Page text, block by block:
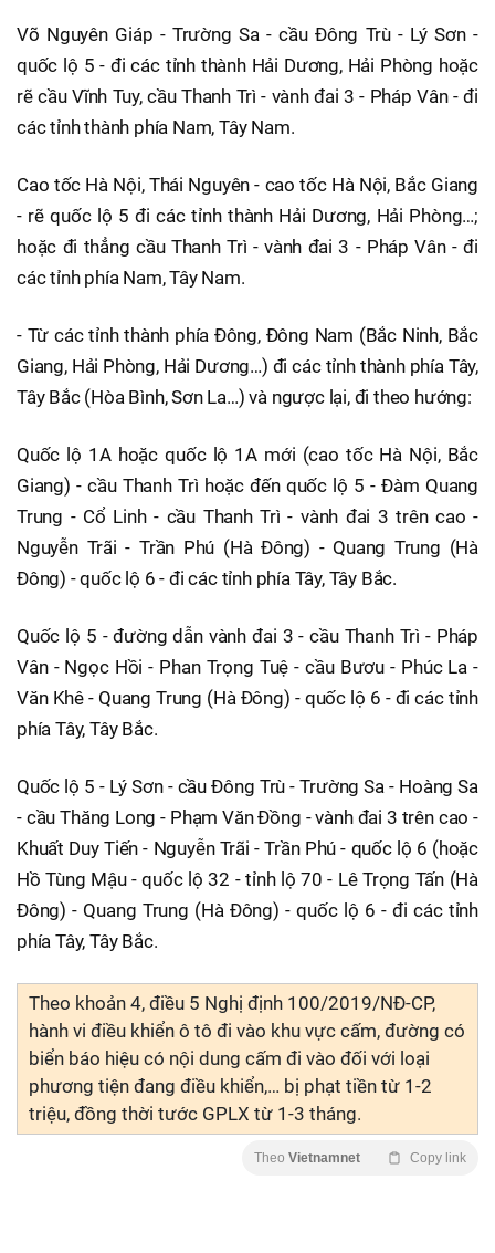
Võ Nguyên Giáp - Trường Sa - cầu Đông Trù - Lý Sơn -
quốc lộ 5 - đi các tỉnh thành Hải Dương, Hải Phòng hoặc
rẽ cầu Vĩnh Tuy, cầu Thanh Trì - vành đai 3 - Pháp Vân - đi
các tỉnh thành phía Nam, Tây Nam.
Cao tốc Hà Nội, Thái Nguyên - cao tốc Hà Nội, Bắc Giang
- rẽ quốc lộ 5 đi các tỉnh thành Hải Dương, Hải Phòng…;
hoặc đi thẳng cầu Thanh Trì - vành đai 3 - Pháp Vân - đi
các tỉnh phía Nam, Tây Nam.
- Từ các tỉnh thành phía Đông, Đông Nam (Bắc Ninh, Bắc
Giang, Hải Phòng, Hải Dương…) đi các tỉnh thành phía Tây,
Tây Bắc (Hòa Bình, Sơn La…) và ngược lại, đi theo hướng:
Quốc lộ 1A hoặc quốc lộ 1A mới (cao tốc Hà Nội, Bắc
Giang) - cầu Thanh Trì hoặc đến quốc lộ 5 - Đàm Quang
Trung - Cổ Linh - cầu Thanh Trì - vành đai 3 trên cao -
Nguyễn Trãi - Trần Phú (Hà Đông) - Quang Trung (Hà
Đông) - quốc lộ 6 - đi các tỉnh phía Tây, Tây Bắc.
Quốc lộ 5 - đường dẫn vành đai 3 - cầu Thanh Trì - Pháp
Vân - Ngọc Hồi - Phan Trọng Tuệ - cầu Bươu - Phúc La -
Văn Khê - Quang Trung (Hà Đông) - quốc lộ 6 - đi các tỉnh
phía Tây, Tây Bắc.
Quốc lộ 5 - Lý Sơn - cầu Đông Trù - Trường Sa - Hoàng Sa
- cầu Thăng Long - Phạm Văn Đồng - vành đai 3 trên cao -
Khuất Duy Tiến - Nguyễn Trãi - Trần Phú - quốc lộ 6 (hoặc
Hồ Tùng Mậu - quốc lộ 32 - tỉnh lộ 70 - Lê Trọng Tấn (Hà
Đông) - Quang Trung (Hà Đông) - quốc lộ 6 - đi các tỉnh
phía Tây, Tây Bắc.
Theo khoản 4, điều 5 Nghị định 100/2019/NĐ-CP,
hành vi điều khiển ô tô đi vào khu vực cấm, đường có
biển báo hiệu có nội dung cấm đi vào đối với loại
phương tiện đang điều khiển,… bị phạt tiền từ 1-2
triệu, đồng thời tước GPLX từ 1-3 tháng.
Theo Vietnamnet Copy link